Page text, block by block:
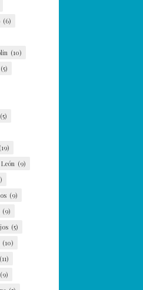
(6)
(10)
(5)
(5)
(19)
León (9)
(9)
(9)
(5)
(10)
(11)
(9)